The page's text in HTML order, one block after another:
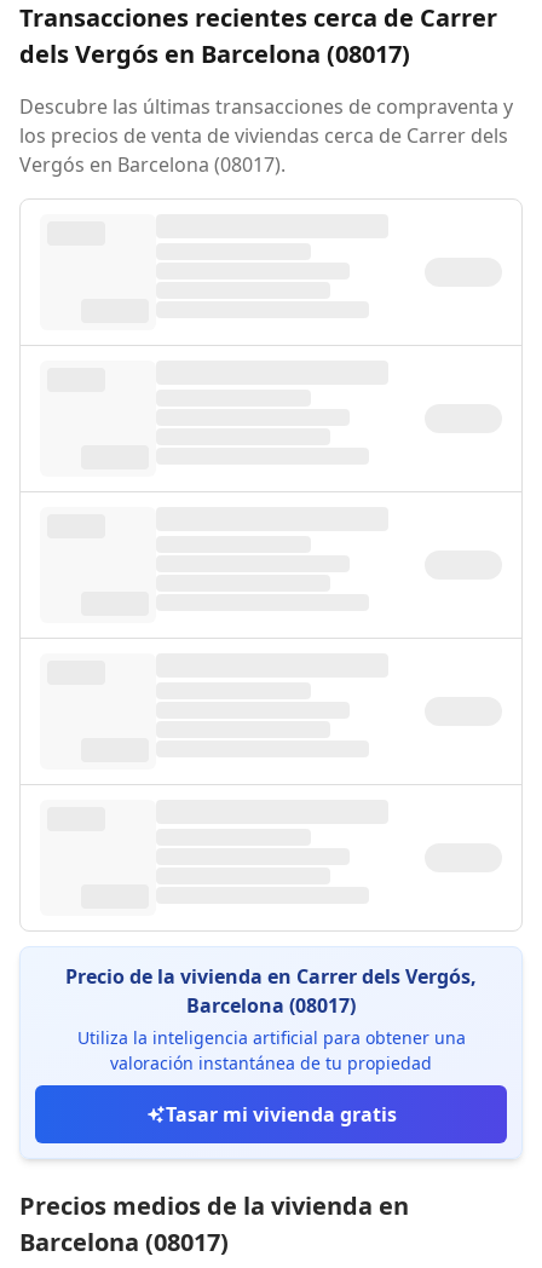
Transacciones recientes cerca de Carrer
dels Vergós en Barcelona (08017)
Descubre las últimas transacciones de compraventa y
los precios de venta de viviendas cerca de Carrer dels
Vergós en Barcelona (08017).
Precio de la vivienda en Carrer dels Vergós,
Barcelona (08017)
Utiliza la inteligencia artificial para obtener una
valoración instantánea de tu propiedad
Tasar mi vivienda gratis
Precios medios de la vivienda en
Barcelona (08017)